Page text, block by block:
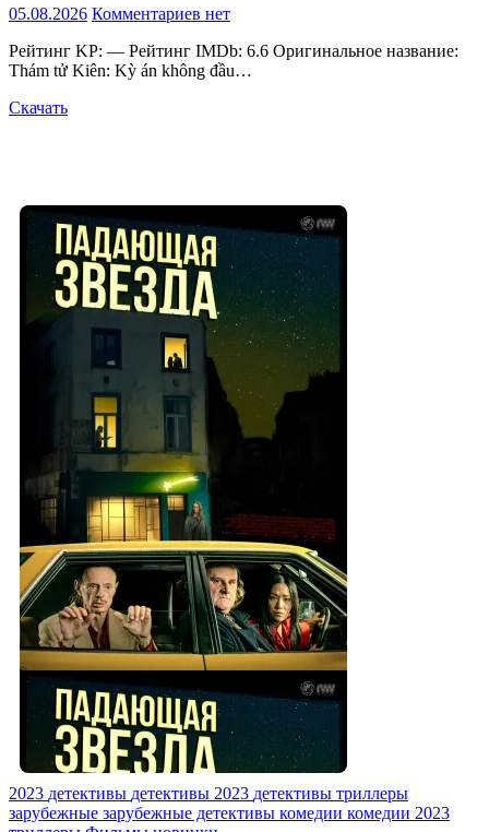
05.08.2026 Комментариев нет
Рейтинг KP: — Рейтинг IMDb: 6.6 Оригинальное название:
Thám tử Kiên: Kỳ án không đầu…
Скачать
2023 детективы детективы 2023 детективы триллеры
зарубежные зарубежные детективы комедии комедии 2023